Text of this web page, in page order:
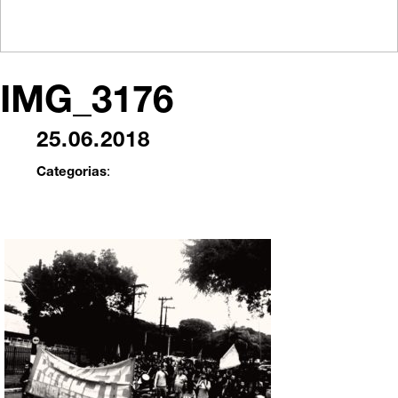
IMG_3176
25.06.2018
Categorias: